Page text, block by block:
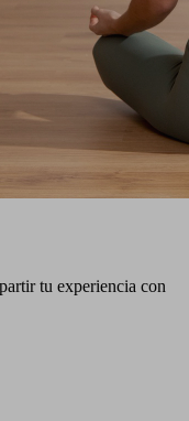
tu experiencia con